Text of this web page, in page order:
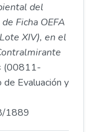
del
Ficha OEFA
XIV), en el
(00811-
Evaluación y
1889